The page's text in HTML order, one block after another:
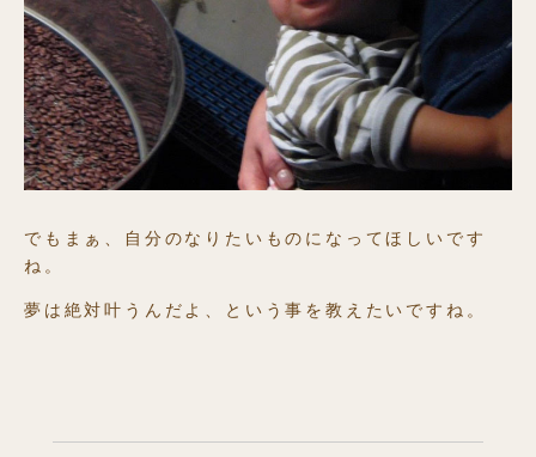
でもまぁ、自分のなりたいものになってほしいです
ね。
夢は絶対叶うんだよ、という事を教えたいですね。